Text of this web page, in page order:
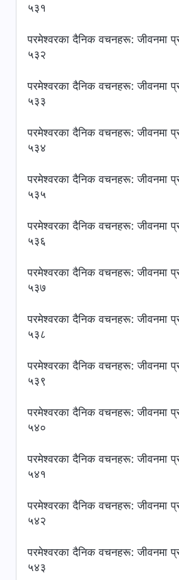
५३१
परमेश्‍वरका दैनिक वचनहरू: जीवनमा
५३२
परमेश्‍वरका दैनिक वचनहरू: जीवनमा
५३३
परमेश्‍वरका दैनिक वचनहरू: जीवनमा
५३४
परमेश्‍वरका दैनिक वचनहरू: जीवनमा
५३५
परमेश्‍वरका दैनिक वचनहरू: जीवनमा
५३६
परमेश्‍वरका दैनिक वचनहरू: जीवनमा
५३७
परमेश्‍वरका दैनिक वचनहरू: जीवनमा
५३८
परमेश्‍वरका दैनिक वचनहरू: जीवनमा
५३९
परमेश्‍वरका दैनिक वचनहरू: जीवनमा
५४०
परमेश्‍वरका दैनिक वचनहरू: जीवनमा
५४१
परमेश्‍वरका दैनिक वचनहरू: जीवनमा
५४२
परमेश्‍वरका दैनिक वचनहरू: जीवनमा
५४३